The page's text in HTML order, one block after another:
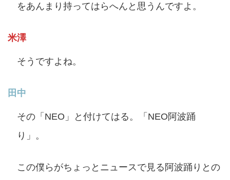
をあんまり持ってはらへんと思うんですよ。
米澤
そうですよね。
田中
その「NEO」と付けてはる。「NEO阿波踊
り」。
この僕らがちょっとニュースで見る阿波踊りとの